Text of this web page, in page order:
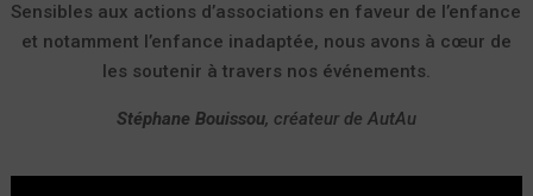
Sensibles aux actions d’associations en faveur de l’enfance
et notamment l’enfance inadaptée, nous avons à cœur de
les soutenir à travers nos événements.
Stéphane Bouissou, créateur de AutAu